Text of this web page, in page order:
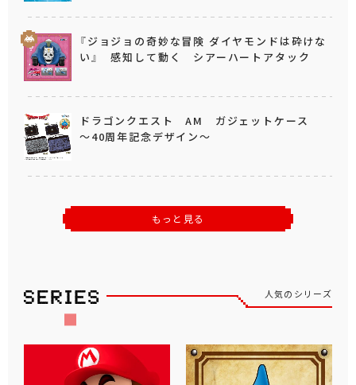
『ジョジョの奇妙な冒険 ダイヤモンドは砕けな
い』 感知して動く シアーハートアタック
ドラゴンクエスト AM ガジェットケース
～40周年記念デザイン～
もっと見る
人気のシリーズ